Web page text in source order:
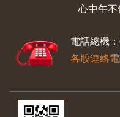
心中午不
電話總機
各股連絡